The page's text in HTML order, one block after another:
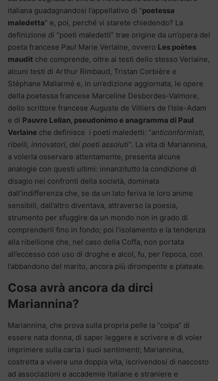
italiana guadagnandosi l’appellativo di “poetessa
maledetta” e, poi, perché vi starete chiedendo? La
definizione di “poeti maledetti” trae origine da un’opera del
poeta francese Paul Marie Verlaine, ovvero Les poètes
maudit che comprende, oltre ai testi dello stesso Verlaine,
alcuni testi di Arthur Rimbaud, Tristan Corbière e
Stéphane Mallarmé e, in un’edizione aggiornata, le opere
della poetessa francese Marceline Desbordes-Valmore,
dello scrittore francese Auguste de Villiers de l’Isle-Adam
e di Pauvre Lelian, pseudonimo e anagramma di Paul
Verlaine che definisce i poeti maledetti: “anticonformisti,
ribelli, innovatori, dei poeti assoluti”. La vita di Mariannina,
a volerla osservare attentamente, presenta alcune
analogie con questi ultimi: innanzitutto la condizione di
disagio nei confronti della società, dominata
dall’indifferenza che, se da un lato feriva le loro anime
sensibili, dall’altro diventava, attraverso la poesia,
strumento per sfuggire da un mondo non in grado di
comprenderli fino in fondo; poi l’isolamento e la tendenza
alla ribellione che, nel caso della Coffa, non portata
all’eccesso con uso di droghe e alcol, fu, per l’epoca, con
l’abbandono del marito, ancora più dirompente e plateale.
Cosa avrà ancora da dirci
Mariannina?
Mariannina, che prova sulla propria pelle la “colpa” di
essere nata donna, di saper leggere e scrivere e di voler
imprimere sulla carta i suoi sentimenti; Mariannina,
costretta a vivere una doppia vita, iscrivendosi di nascosto
ad associazioni e accademie italiane e straniere e